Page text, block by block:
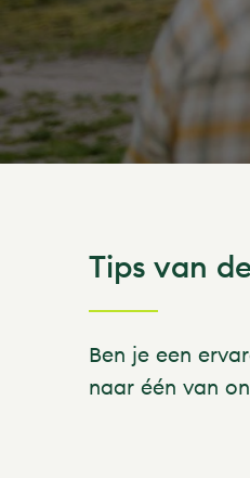
Tips van
Ben je een
naar één van